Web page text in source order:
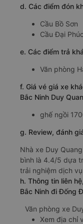
d. Các điểm đón
Cầu Bồ Sơn
Cầu Đại Phúc
e. Các điểm trả
Văn phòng
f. Giá vé giá xe
Bắc Ninh Duy
ghế ngồi
g. Review, đánh
Nhà xe Duy
bình là 4.4/5 dựa
trải nghiệm dịch
h. Thông tin liên
Bắc Ninh đi Đống
Văn phòng xe
Xem địa chỉ